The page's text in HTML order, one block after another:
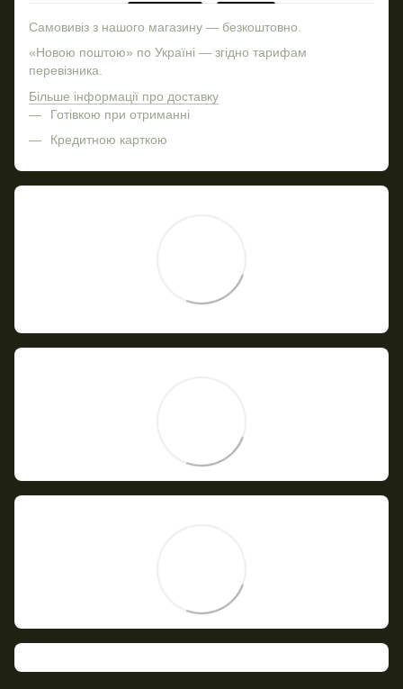
Самовивіз з нашого магазину — безкоштовно.
«Новою поштою» по Україні — згідно тарифам
перевізника.
Більше інформації про доставку
Готівкою при отриманні
Кредитною карткою